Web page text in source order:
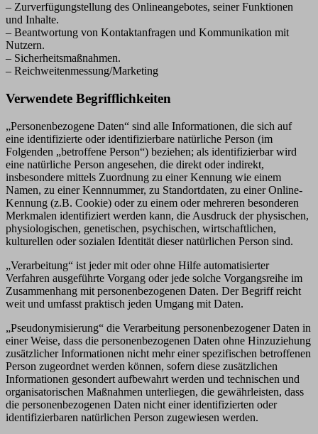
– Zurverfügungstellung des Onlineangebotes, seiner Funktionen
und Inhalte.
– Beantwortung von Kontaktanfragen und Kommunikation mit
Nutzern.
– Sicherheitsmaßnahmen.
– Reichweitenmessung/Marketing
Verwendete Begrifflichkeiten
„Personenbezogene Daten“ sind alle Informationen, die sich auf
eine identifizierte oder identifizierbare natürliche Person (im
Folgenden „betroffene Person“) beziehen; als identifizierbar wird
eine natürliche Person angesehen, die direkt oder indirekt,
insbesondere mittels Zuordnung zu einer Kennung wie einem
Namen, zu einer Kennnummer, zu Standortdaten, zu einer Online-
Kennung (z.B. Cookie) oder zu einem oder mehreren besonderen
Merkmalen identifiziert werden kann, die Ausdruck der physischen,
physiologischen, genetischen, psychischen, wirtschaftlichen,
kulturellen oder sozialen Identität dieser natürlichen Person sind.
„Verarbeitung“ ist jeder mit oder ohne Hilfe automatisierter
Verfahren ausgeführte Vorgang oder jede solche Vorgangsreihe im
Zusammenhang mit personenbezogenen Daten. Der Begriff reicht
weit und umfasst praktisch jeden Umgang mit Daten.
„Pseudonymisierung“ die Verarbeitung personenbezogener Daten in
einer Weise, dass die personenbezogenen Daten ohne Hinzuziehung
zusätzlicher Informationen nicht mehr einer spezifischen betroffenen
Person zugeordnet werden können, sofern diese zusätzlichen
Informationen gesondert aufbewahrt werden und technischen und
organisatorischen Maßnahmen unterliegen, die gewährleisten, dass
die personenbezogenen Daten nicht einer identifizierten oder
identifizierbaren natürlichen Person zugewiesen werden.